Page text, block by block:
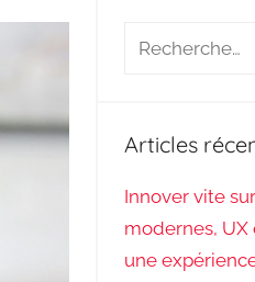
Recherche
Articles
Innover vite
modernes,
une